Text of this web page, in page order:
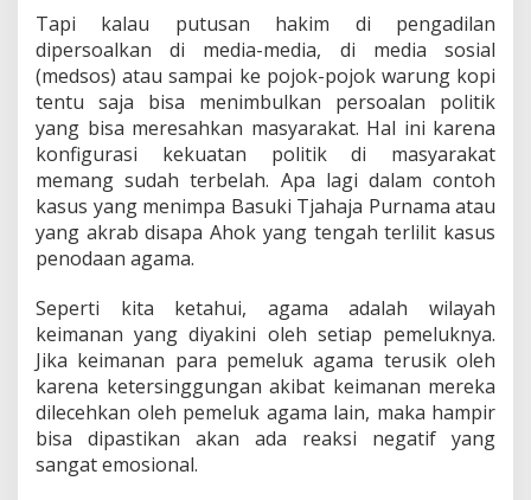
a
k
m
Tapi kalau putusan hakim di pengadilan
dipersoalkan di media-media, di media sosial
(medsos) atau sampai ke pojok-pojok warung kopi
tentu saja bisa menimbulkan persoalan politik
yang bisa meresahkan masyarakat. Hal ini karena
konfigurasi kekuatan politik di masyarakat
memang sudah terbelah. Apa lagi dalam contoh
kasus yang menimpa Basuki Tjahaja Purnama atau
yang akrab disapa Ahok yang tengah terlilit kasus
penodaan agama.
Seperti kita ketahui, agama adalah wilayah
keimanan yang diyakini oleh setiap pemeluknya.
Jika keimanan para pemeluk agama terusik oleh
karena ketersinggungan akibat keimanan mereka
dilecehkan oleh pemeluk agama lain, maka hampir
bisa dipastikan akan ada reaksi negatif yang
sangat emosional.